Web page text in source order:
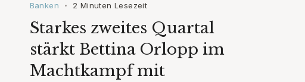
Banken • 2 Minuten Lesezeit
Starkes zweites Quartal
stärkt Bettina Orlopp im
Machtkampf mit